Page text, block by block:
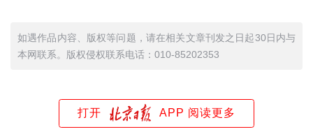
如遇作品内容、版权等问题，请在相关文章刊发之日起30日内与
本网联系。版权侵权联系电话：010-85202353
打开 APP 阅读更多